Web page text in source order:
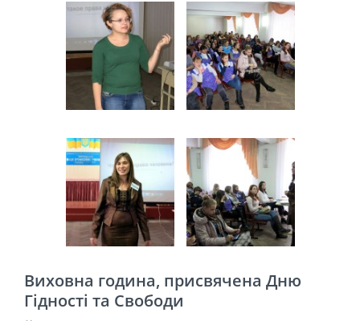
Виховна година, присвячена Дню
Гідності та Свободи